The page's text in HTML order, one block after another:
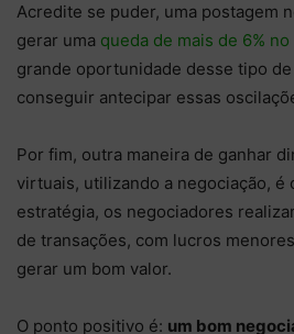
Acredite se puder, uma postagem
gerar uma queda de mais de 6%
grande oportunidade desse tipo
conseguir antecipar essas
Por fim, outra maneira de ganhar
virtuais, utilizando a negociação, é
estratégia, os negociadores
de transações, com lucros
gerar um bom valor.
O ponto positivo é: um bom